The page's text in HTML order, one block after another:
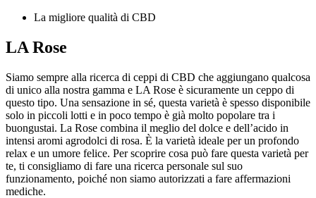
La migliore qualità di CBD
LA Rose
Siamo sempre alla ricerca di ceppi di CBD che aggiungano qualcosa
di unico alla nostra gamma e LA Rose è sicuramente un ceppo di
questo tipo. Una sensazione in sé, questa varietà è spesso disponibile
solo in piccoli lotti e in poco tempo è già molto popolare tra i
buongustai. La Rose combina il meglio del dolce e dell’acido in
intensi aromi agrodolci di rosa. È la varietà ideale per un profondo
relax e un umore felice. Per scoprire cosa può fare questa varietà per
te, ti consigliamo di fare una ricerca personale sul suo
funzionamento, poiché non siamo autorizzati a fare affermazioni
mediche.